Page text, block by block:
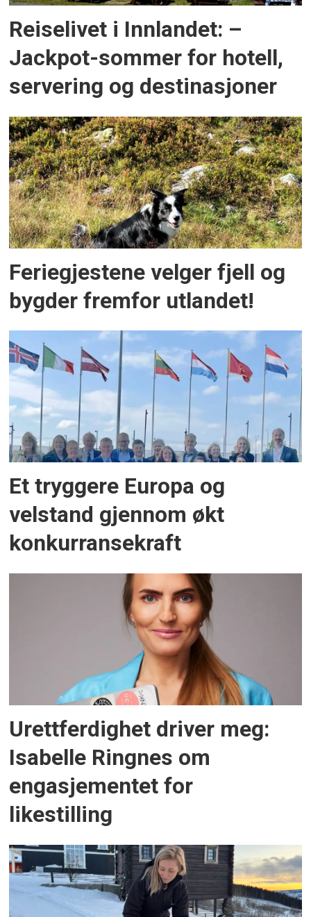
Reiselivet i Innlandet: –
Jackpot-sommer for hotell,
servering og destinasjoner
Feriegjestene velger fjell og
bygder fremfor utlandet!
Et tryggere Europa og
velstand gjennom økt
konkurransekraft
Urettferdighet driver meg:
Isabelle Ringnes om
engasjementet for
likestilling